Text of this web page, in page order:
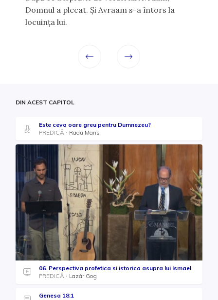
Domnul a plecat. Şi Avraam s-a întors la
locuinţa lui.
DIN ACEST CAPITOL
Este ceva oare greu pentru Dumnezeu?
PREDICĂ
Radu Maris
06. Perspectiva profetica si istorica asupra lui Ismael
PREDICĂ
Lazăr Gog
Genesa 18:1